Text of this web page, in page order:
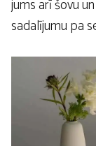
jums arī šovu
sadalījumu pa